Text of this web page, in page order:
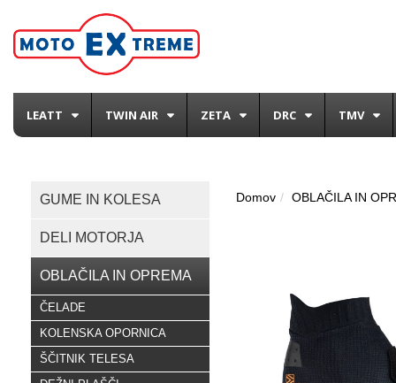
LEATT TWIN AIR ZETA DRC TMV
GUME IN KOLESA
DELI MOTORJA
OBLAČILA IN OPREMA
ČELADE
KOLENSKA OPORNICA
ŠČITNIK TELESA
Domov OBLAČILA IN